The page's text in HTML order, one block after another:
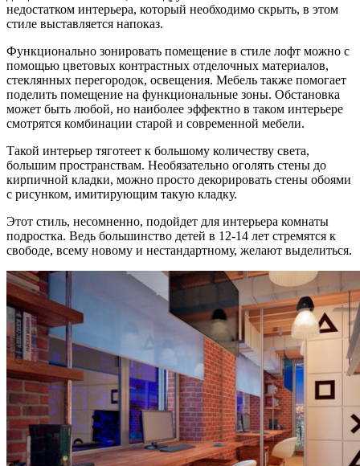
недостатком интерьера, который необходимо скрыть, в этом
стиле выставляется напоказ.
Функционально зонировать помещение в стиле лофт можно с
помощью цветовых контрастных отделочных материалов,
стеклянных перегородок, освещения. Мебель также помогает
поделить помещение на функциональные зоны. Обстановка
может быть любой, но наиболее эффектно в таком интерьере
смотрятся комбинации старой и современной мебели.
Такой интерьер тяготеет к большому количеству света,
большим пространствам. Необязательно оголять стены до
кирпичной кладки, можно просто декорировать стены обоями
с рисунком, имитирующим такую кладку.
Этот стиль, несомненно, подойдет для интерьера комнаты
подростка. Ведь большинство детей в 12-14 лет стремятся к
свободе, всему новому и нестандартному, желают выделиться.